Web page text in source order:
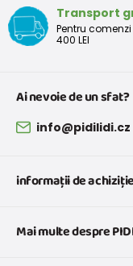
Transport
Pentru
400 LEI
Ai nevoie de un sfat?
info@pidilidi.cz
informații de achiziție
Transport și plată
Mai multe despre